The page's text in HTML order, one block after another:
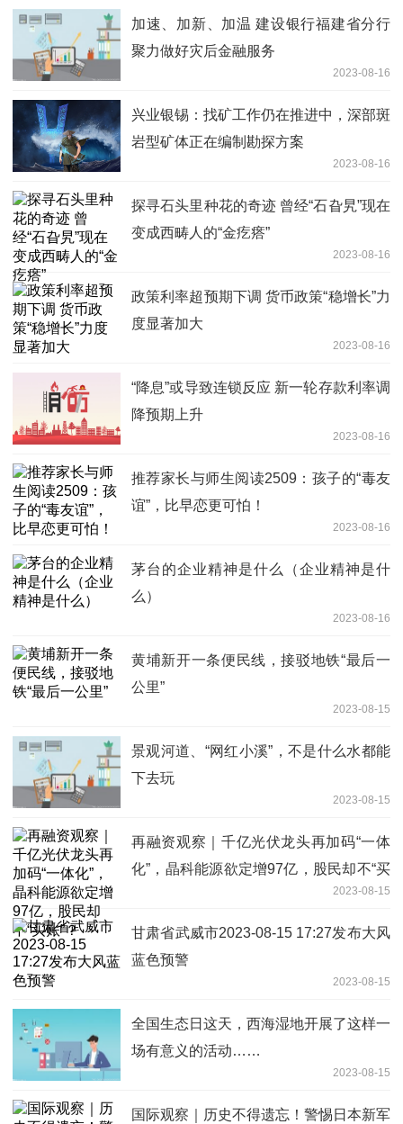
加速、加新、加温 建设银行福建省分行
聚力做好灾后金融服务
2023-08-16
兴业银锡：找矿工作仍在推进中，深部斑
岩型矿体正在编制勘探方案
2023-08-16
探寻石头里种花的奇迹 曾经“石旮旯”现在
变成西畴人的“金疙瘩”
2023-08-16
政策利率超预期下调 货币政策“稳增长”力
度显著加大
2023-08-16
“降息”或导致连锁反应 新一轮存款利率调
降预期上升
2023-08-16
推荐家长与师生阅读2509：孩子的“毒友
谊”，比早恋更可怕！
2023-08-16
茅台的企业精神是什么（企业精神是什
么）
2023-08-16
黄埔新开一条便民线，接驳地铁“最后一
公里”
2023-08-15
景观河道、“网红小溪”，不是什么水都能
下去玩
2023-08-15
再融资观察｜千亿光伏龙头再加码“一体
化”，晶科能源欲定增97亿，股民却不“买
2023-08-15
甘肃省武威市2023-08-15 17:27发布大风
蓝色预警
2023-08-15
全国生态日这天，西海湿地开展了这样一
场有意义的活动……
2023-08-15
国际观察｜历史不得遗忘！警惕日本新军